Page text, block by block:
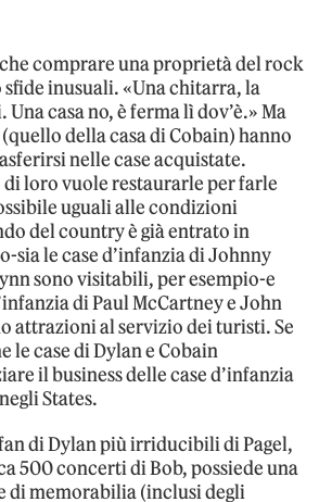
comprare una proprietà del rock
inusuali. «Una chitarra, la
casa no, è ferma lì dov’è.» Ma
della casa di Cobain) hanno
nelle case acquistate.
loro vuole restaurarle per farle
uguali alle condizioni
del country è già entrato in
sia le case d’infanzia di Johnny
sono visitabili, per esempio-e
di Paul McCartney e John
attrazioni al servizio dei turisti. Se
le case di Dylan e Cobain
il business delle case d’infanzia
States.
di Dylan più irriducibili di Pagel,
500 concerti di Bob, possiede una
di memorabilia (inclusi degli